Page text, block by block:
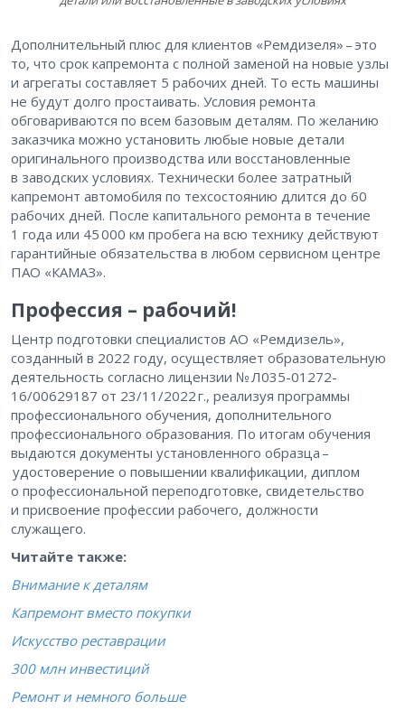
Дополнительный плюс для клиентов «Ремдизеля» – ​это
то, что срок капремонта с полной заменой на новые узлы
и агрегаты составляет 5 рабочих дней. То есть машины
не будут долго простаивать. Условия ремонта
обговариваются по всем базовым деталям. По желанию
заказчика можно установить любые новые детали
оригинального производства или восстановленные
в заводских условиях. Технически более затратный
капремонт автомобиля по техсостоянию длится до 60
рабочих дней. После капитального ремонта в течение
1 года или 45 000 км пробега на всю технику действуют
гарантийные обязательства в любом сервисном центре
ПАО «КАМАЗ».
Профессия – рабочий!
Центр подготовки специалистов АО «Ремдизель»,
созданный в 2022 году, осуществляет образовательную
деятельность согласно лицензии № Л035-01272-
16/00629187 от 23/11/2022 г., реализуя программы
профессионального обучения, дополнительного
профессионального образования. По итогам обучения
выдаются документы установленного образца –
удостоверение о повышении квалификации, диплом
о профессиональной переподготовке, свидетельство
и присвоение профессии рабочего, должности
служащего.
Читайте также:
Внимание к деталям
Капремонт вместо покупки
Искусство реставрации
300 млн инвестиций
Ремонт и немного больше